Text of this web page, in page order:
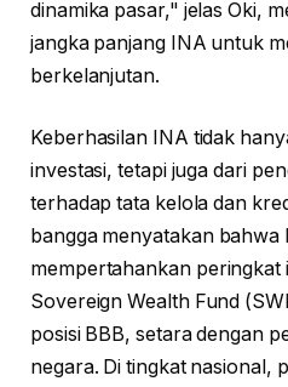
dinamika pasar," jelas Oki,
jangka panjang INA untuk
berkelanjutan.
Keberhasilan INA tidak
investasi, tetapi juga dari
terhadap tata kelola dan
bangga menyatakan bahwa
mempertahankan peringkat
Sovereign Wealth Fund
posisi BBB, setara dengan
negara. Di tingkat nasional,